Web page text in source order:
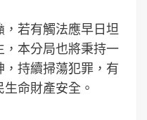
若有觸法應早日坦
本分局也將秉持一
持續掃蕩犯罪，有
命財產安全。